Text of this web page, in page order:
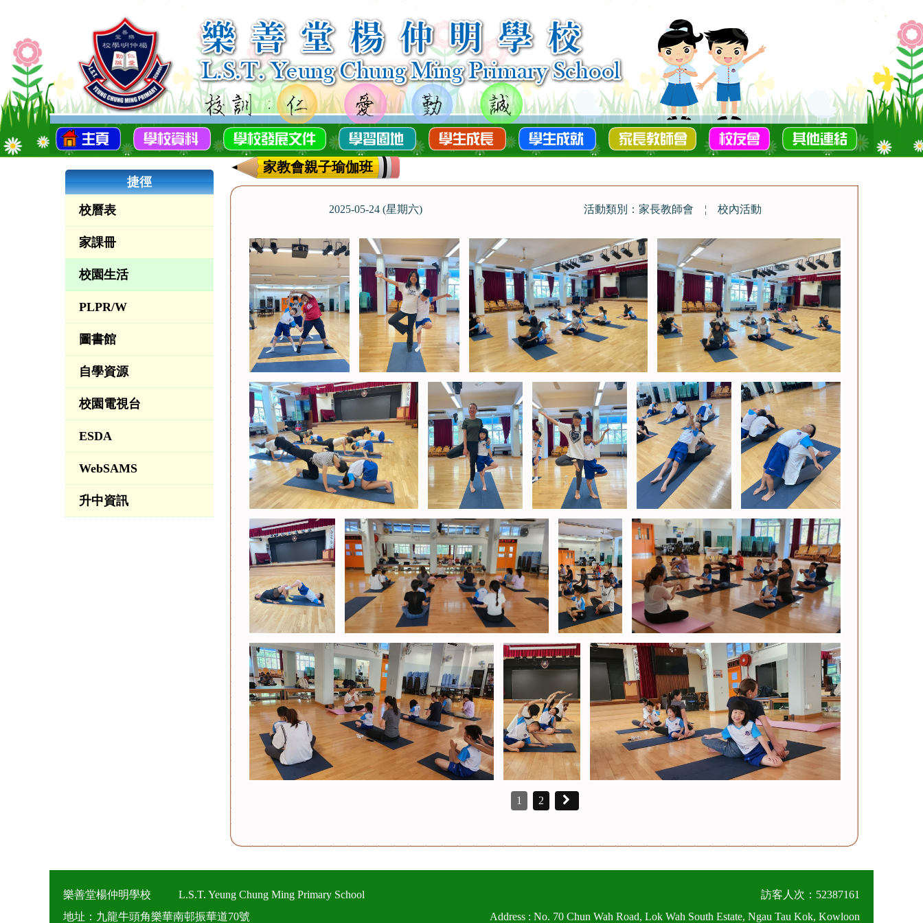
捷徑
校曆表
家課冊
校園生活
PLPR/W
圖書館
自學資源
校園電視台
ESDA
WebSAMS
升中資訊
家教會親子瑜伽班
2025-05-24 (星期六) 活動類別：家長教師會 ¦ 校內活動
1 2
樂善堂楊仲明學校 L.S.T. Yeung Chung Ming Primary School
訪客人次：52387161
地址：九龍牛頭角樂華南邨振華道70號
Address : No. 70 Chun Wah Road, Lok Wah South Estate, Ngau Tau Kok, Kowloon